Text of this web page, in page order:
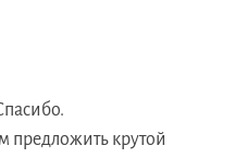
предложить крутой